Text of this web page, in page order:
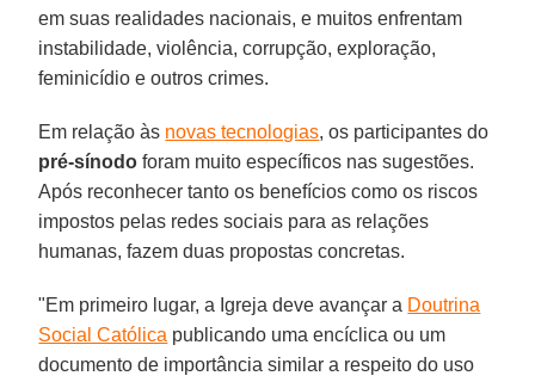
em suas realidades nacionais, e muitos enfrentam
instabilidade, violência, corrupção, exploração,
feminicídio e outros crimes.
Em relação às novas tecnologias, os participantes do
pré-sínodo foram muito específicos nas sugestões.
Após reconhecer tanto os benefícios como os riscos
impostos pelas redes sociais para as relações
humanas, fazem duas propostas concretas.
"Em primeiro lugar, a Igreja deve avançar a Doutrina
Social Católica publicando uma encíclica ou um
documento de importância similar a respeito do uso